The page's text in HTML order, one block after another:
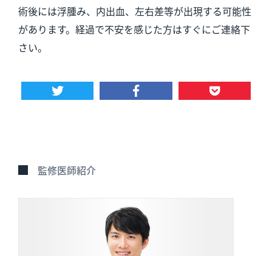
術後には浮腫み、内出血、左右差等が出現する可能性
があります。経過で不安を感じた方はすぐにご連絡下
さい。
監修医師紹介